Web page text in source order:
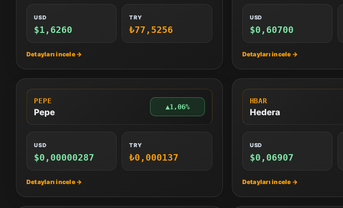
USD
$1,6260
TRY
₺77,5256
USD
$0,60700
PEPE
Pepe
▲1,06%
USD
$0,00000287
TRY
₺0,000137
HBAR
Hedera
USD
$0,06907